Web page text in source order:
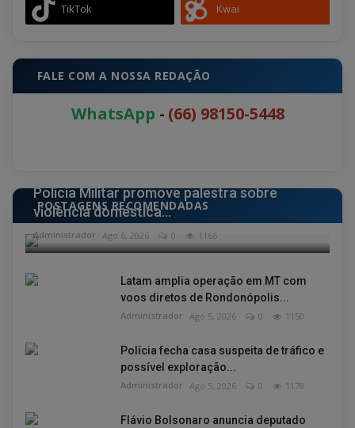
TikTok Kwai
FALE COM A NOSSA REDAÇÃO
WhatsApp - (66) 98150-5448
POSTAGENS RECOMENDADAS
Polícia Militar promove palestra sobre
violência doméstica...
Administrador Ago 6, 2026 0 1166
Latam amplia operação em MT com
voos diretos de Rondonópolis...
Administrador Ago 5, 2026 0 1150
Polícia fecha casa suspeita de tráfico e
possível exploração...
Administrador Ago 5, 2026 0 1178
Flávio Bolsonaro anuncia deputado